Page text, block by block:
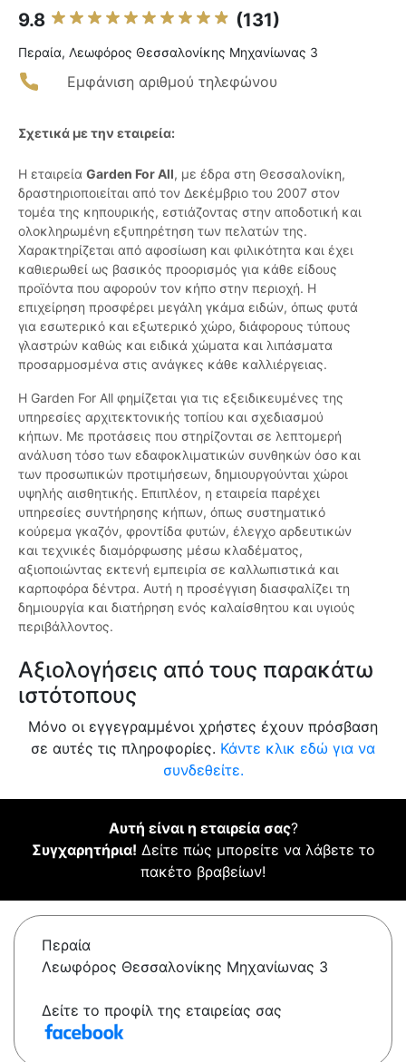
9.8 (131)
Περαία, Λεωφόρος Θεσσαλονίκης Μηχανίωνας 3
Εμφάνιση αριθμού τηλεφώνου
Σχετικά με την εταιρεία:
Η εταιρεία Garden For All, με έδρα στη Θεσσαλονίκη,
δραστηριοποιείται από τον Δεκέμβριο του 2007 στον
τομέα της κηπουρικής, εστιάζοντας στην αποδοτική και
ολοκληρωμένη εξυπηρέτηση των πελατών της.
Χαρακτηρίζεται από αφοσίωση και φιλικότητα και έχει
καθιερωθεί ως βασικός προορισμός για κάθε είδους
προϊόντα που αφορούν τον κήπο στην περιοχή. Η
επιχείρηση προσφέρει μεγάλη γκάμα ειδών, όπως φυτά
για εσωτερικό και εξωτερικό χώρο, διάφορους τύπους
γλαστρών καθώς και ειδικά χώματα και λιπάσματα
προσαρμοσμένα στις ανάγκες κάθε καλλιέργειας.
Η Garden For All φημίζεται για τις εξειδικευμένες της
υπηρεσίες αρχιτεκτονικής τοπίου και σχεδιασμού
κήπων. Με προτάσεις που στηρίζονται σε λεπτομερή
ανάλυση τόσο των εδαφοκλιματικών συνθηκών όσο και
των προσωπικών προτιμήσεων, δημιουργούνται χώροι
υψηλής αισθητικής. Επιπλέον, η εταιρεία παρέχει
υπηρεσίες συντήρησης κήπων, όπως συστηματικό
κούρεμα γκαζόν, φροντίδα φυτών, έλεγχο αρδευτικών
και τεχνικές διαμόρφωσης μέσω κλαδέματος,
αξιοποιώντας εκτενή εμπειρία σε καλλωπιστικά και
καρποφόρα δέντρα. Αυτή η προσέγγιση διασφαλίζει τη
δημιουργία και διατήρηση ενός καλαίσθητου και υγιούς
περιβάλλοντος.
Αξιολογήσεις από τους παρακάτω
ιστότοπους
Μόνο οι εγγεγραμμένοι χρήστες έχουν πρόσβαση
σε αυτές τις πληροφορίες. Κάντε κλικ εδώ για να
συνδεθείτε.
Αυτή είναι η εταιρεία σας?
Συγχαρητήρια! Δείτε πώς μπορείτε να λάβετε το
πακέτο βραβείων!
Περαία
Λεωφόρος Θεσσαλονίκης Μηχανίωνας 3
Δείτε το προφίλ της εταιρείας σας